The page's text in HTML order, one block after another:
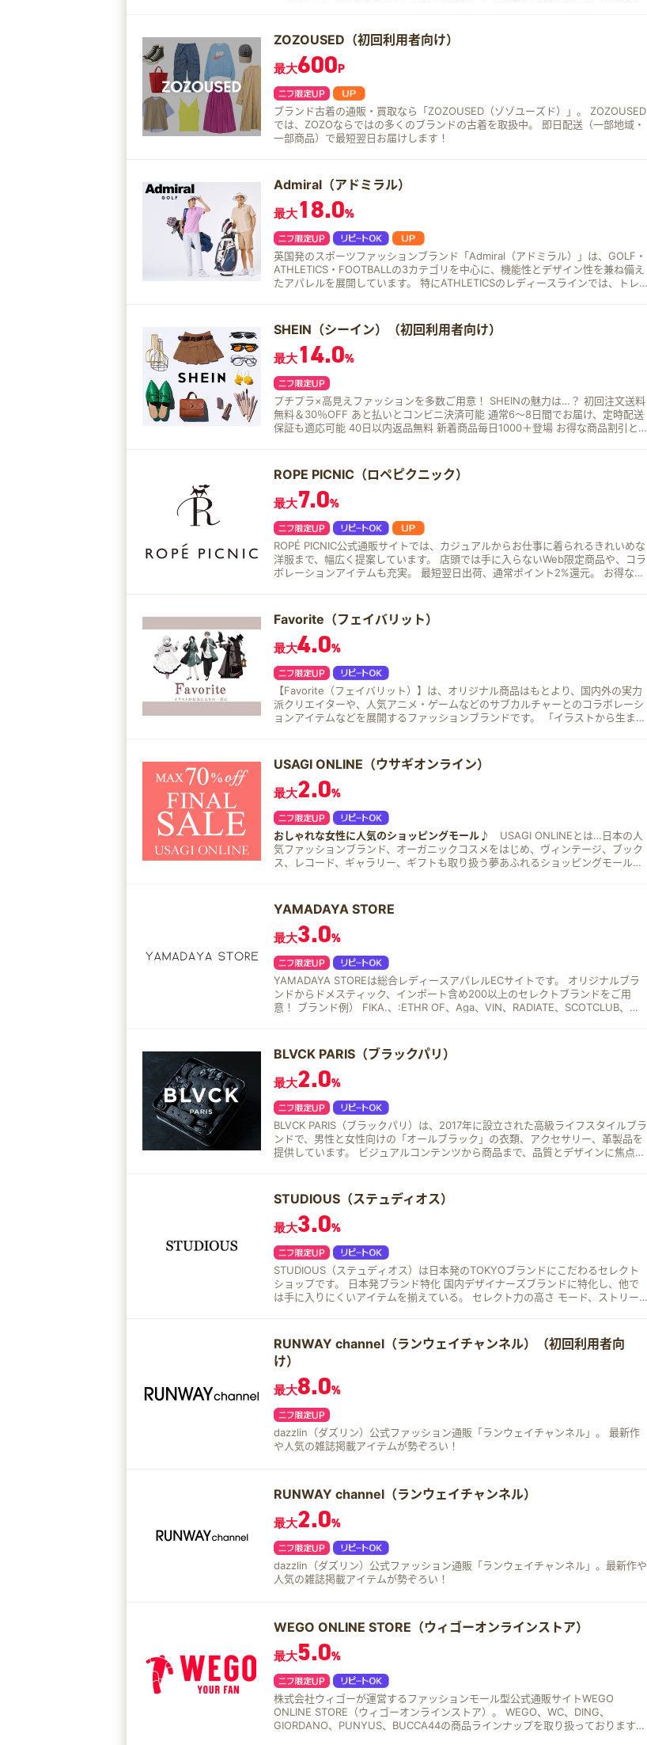
ZOZOUSED（初回利用者向け）
最大600P
ブランド古着の通販・買取なら「ZOZOUSED（ゾゾユーズド）」。 ZOZOUSED
では、ZOZOならではの多くのブランドの古着を取扱中。 即日配送（一部地域・
一部商品）で最短翌日お届けします！
Admiral（アドミラル）
最大18.0%
英国発のスポーツファッションブランド「Admiral（アドミラル）」は、GOLF・
ATHLETICS・FOOTBALLの3カテゴリを中心に、機能性とデザイン性を兼ね備え
たアパレルを展開しています。 特にATHLETICSのレディースラインでは、トレ
adm10
SHEIN（シーイン）（初回利用者向け）
最大14.0%
プチプラ×高見えファッションを多数ご用意！ SHEINの魅力は…？ 初回注文送料
無料＆30％OFF あと払いとコンビニ決済可能 通常6～8日間でお届け、定時配送
保証も適応可能 40日以内返品無料 新着商品毎日1000＋登場 お得な商品割引とク
ROPE PICNIC（ロペピクニック）
最大7.0%
ROPÉ PICNIC公式通販サイトでは、カジュアルからお仕事に着られるきれいめな
洋服まで、幅広く提案しています。 店頭では手に入らないWeb限定商品や、コラ
ボレーションアイテムも充実。 最短翌日出荷、通常ポイント2%還元。 お得な
Favorite（フェイバリット）
最大4.0%
【Favorite（フェイバリット）】は、オリジナル商品はもとより、国内外の実力
派クリエイターや、人気アニメ・ゲームなどのサブカルチャーとのコラボレーシ
ョンアイテムなどを展開するファッションブランドです。 「イラストから生まれ
USAGI ONLINE（ウサギオンライン）
最大2.0%
おしゃれな女性に人気のショッピングモール♪
USAGI ONLINEとは…日本の人
気ファッションブランド、オーガニックコスメをはじめ、ヴィンテージ、ブック
ス、レコード、ギャラリー、ギフトも取り扱う夢あふれるショッピングモールで
COSME BRAND CosmeKitchen(コスメキッチン) Giovannni(ジョヴァンニ)
WELEDA(ヴェレダ) etc…
YAMADAYA STORE
最大3.0%
YAMADAYA STOREは総合レディースアパレルECサイトです。 オリジナルブラ
ンドからドメスティック、インポート含め200以上のセレクトブランドをご用
意！ ブランド例） FIKA.、:ETHR OF、Aga、VIN、RADIATE、SCOTCLUB、
BLVCK PARIS（ブラックパリ）
最大2.0%
BLVCK PARIS（ブラックパリ）は、2017年に設立された高級ライフスタイルブラ
ンドで、男性と女性向けの「オールブラック」の衣類、アクセサリー、革製品を
提供しています。 ビジュアルコンテンツから商品まで、品質とデザインに焦点を
STUDIOUS（ステュディオス）
最大3.0%
STUDIOUS（ステュディオス）は日本発のTOKYOブランドにこだわるセレクト
ショップです。 日本発ブランド特化 国内デザイナーズブランドに特化し、他で
は手に入りにくいアイテムを揃えている。 セレクト力の高さ モード、ストリー
ユニセックスなデザイン 男女問わず着用できる洗練されたデザインが多く、幅広
い層に支持されている。 都市型ライフスタイル提案 「TOKYOブランド」をテー
マに、都会的なファッションスタイルを提案。
RUNWAY channel（ランウェイチャンネル）（初回利用者向
け）
最大8.0%
dazzlin（ダズリン）公式ファッション通販「ランウェイチャンネル」。 最新作
や人気の雑誌掲載アイテムが勢ぞろい！
RUNWAY channel（ランウェイチャンネル）
最大2.0%
dazzlin（ダズリン）公式ファッション通販「ランウェイチャンネル」。最新作や
人気の雑誌掲載アイテムが勢ぞろい！
WEGO ONLINE STORE（ウィゴーオンラインストア）
最大5.0%
株式会社ウィゴーが運営するファッションモール型公式通販サイトWEGO
ONLINE STORE（ウィゴーオンラインストア）。 WEGO、WC、DING、
GIORDANO、PUNYUS、BUCCA44の商品ラインナップを取り扱っております。